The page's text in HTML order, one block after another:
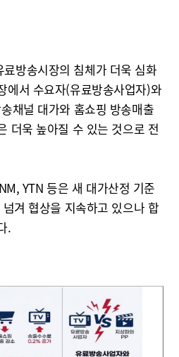
방송시장의 침체가 더욱 심화
에서 수요자(유료방송사업자)와
채널 대가와 홈쇼핑 방송매출
더욱 높아질 수 있는 것으로 전
YTN 등은 새 대가산정 기준
겨 협상을 지속하고 있으나 합
.